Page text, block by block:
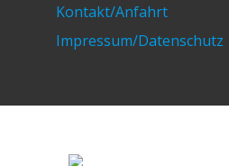
Kontakt/Anfahrt
Impressum/Datenschutz